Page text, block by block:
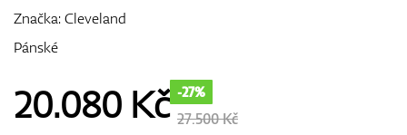
Doplňky
Značka:Cleveland
Pánské
20.080 Kč -27%
27.500 Kč